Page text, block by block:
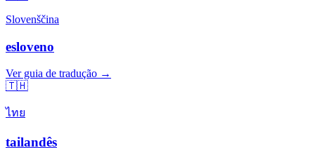
Slovenščina
esloveno
Ver guia de tradução →
🇹🇭
ไทย
tailandês